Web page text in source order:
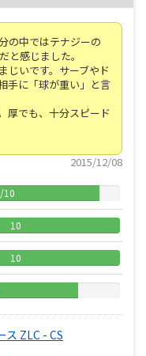
の中ではテナジーの
と感じました。
じいです。サーブやド
手に「球が重い」と言
厚でも、十分スピード
2015/12/08
/10
10
10
ス ZLC - CS